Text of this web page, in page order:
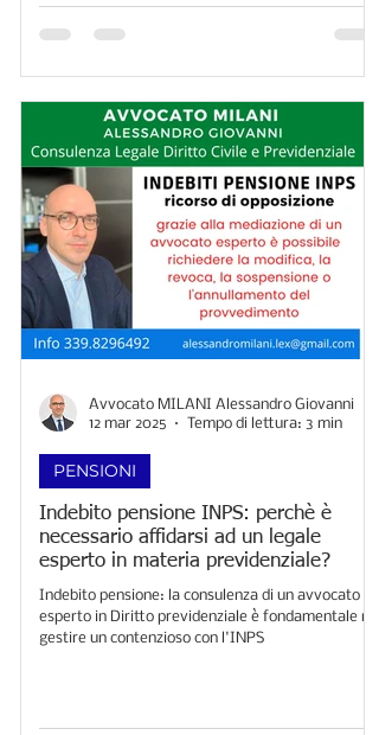
Indebito pensione INPS: perchè è
necessario affidarsi ad un legale
esperto in materia previdenziale?
Indebito pensione: la consulenza di un avvocato
esperto in Diritto previdenziale è fondamentale nel
gestire un contenzioso con l'INPS
PENSIONI
Avvocato MILANI Alessandro Giovanni
12 mar 2025
Tempo di lettura: 3 min